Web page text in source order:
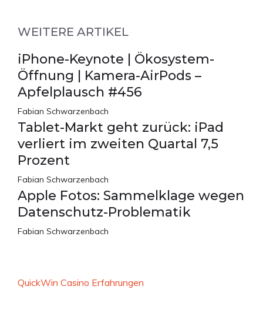
WEITERE ARTIKEL
iPhone-Keynote | Ökosystem-
Öffnung | Kamera-AirPods –
Apfelplausch #456
Fabian Schwarzenbach
Tablet-Markt geht zurück: iPad
verliert im zweiten Quartal 7,5
Prozent
Fabian Schwarzenbach
Apple Fotos: Sammelklage wegen
Datenschutz-Problematik
Fabian Schwarzenbach
QuickWin Casino Erfahrungen